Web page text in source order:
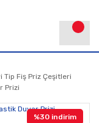
Tip Fiş Priz Çeşitleri
Prizi
%30 indirim